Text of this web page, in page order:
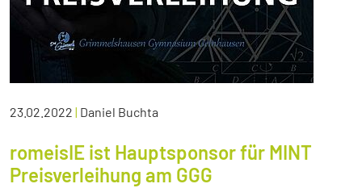
23.02.2022 | Daniel Buchta
romeisIE ist Hauptsponsor für MINT
Preisverleihung am GGG